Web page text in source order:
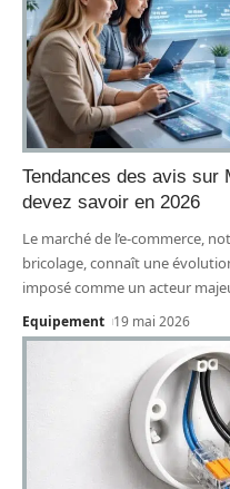
Tendances des avis sur
devez savoir en 2026
Le marché de l’e-commerce,
bricolage, connaît une
imposé comme un acteur
Equipement 19 mai 2026